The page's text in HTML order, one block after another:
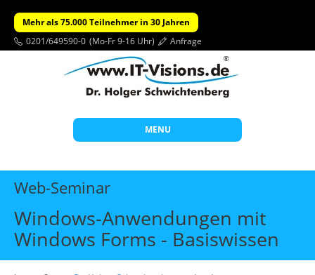
Mehr als 75.000 Teilnehmer in 30 Jahren
0201/649590-0 (Mo-Fr 9-16 Uhr) Anfrage
MENU
Start
Themen
Beratung
Individuelle Schulungen
Web-Seminar
Windows-Anwendungen mit
Windows Forms - Basiswissen